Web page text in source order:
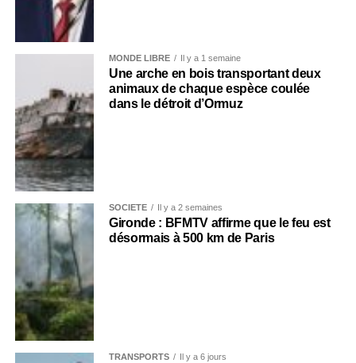
MONDE LIBRE Il y a 1 semaine
Une arche en bois transportant deux
animaux de chaque espèce coulée
dans le détroit d’Ormuz
SOCIÉTÉ Il y a 2 semaines
Gironde : BFMTV affirme que le feu est
désormais à 500 km de Paris
TRANSPORTS Il y a 6 jours